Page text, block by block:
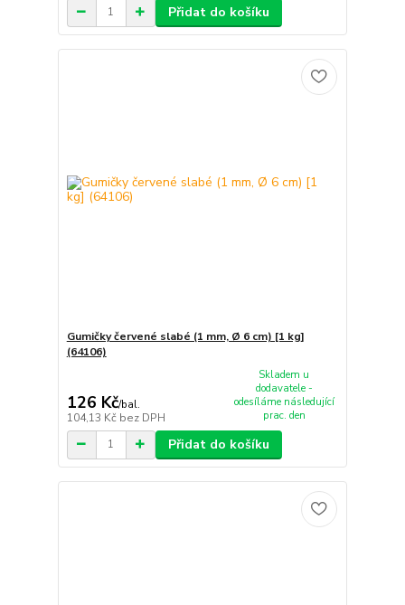
Přidat do košíku
Gumičky červené slabé (1 mm, Ø 6 cm) [1 kg]
(64106)
126 Kč/bal.
104,13 Kč bez DPH
Skladem u
dodavatele -
odesíláme následující
prac. den
Přidat do košíku